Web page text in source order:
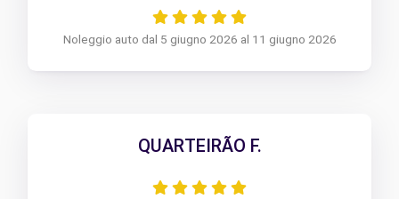
Noleggio auto dal 5 giugno 2026 al 11 giugno 2026
QUARTEIRÃO F.